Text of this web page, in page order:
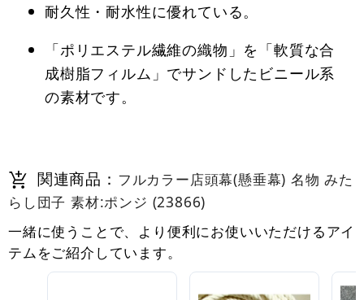
耐久性・耐水性に優れている。
「ポリエステル繊維の織物」を「軟質な合
成樹脂フィルム」でサンドしたビニール系
の素材です。
関連商品： フルカラー店頭幕(懸垂幕) 名物 みた
らし団子 素材:ポンジ (23866)
一緒に使うことで、より便利にお使いいただけるアイ
テムをご紹介しています。